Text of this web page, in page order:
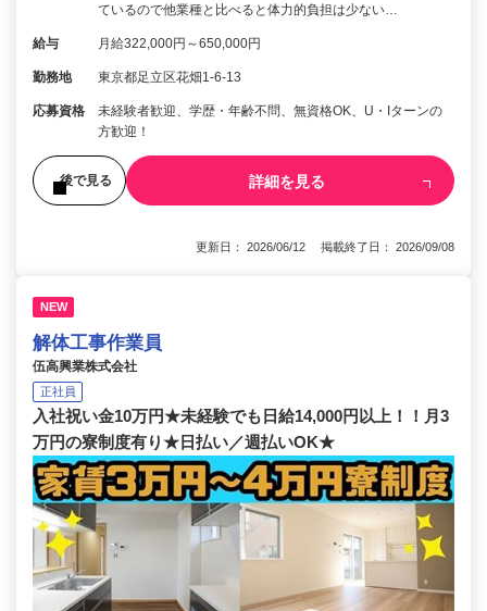
ているので他業種と比べると体力的負担は少ない…
給与 月給322,000円～650,000円
勤務地 東京都足立区花畑1-6-13
応募資格
未経験者歓迎、学歴・年齢不問、無資格OK、U・Iターンの
方歓迎！
後で見る 詳細を見る
更新日： 2026/06/12 掲載終了日： 2026/09/08
NEW
解体工事作業員
伍高興業株式会社
正社員
入社祝い金10万円★未経験でも日給14,000円以上！！月3
万円の寮制度有り★日払い／週払いOK★